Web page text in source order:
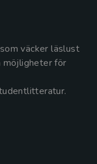
väcker läslust
möjligheter för